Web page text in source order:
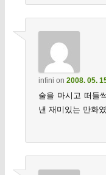
infini on 2008. 05.
술을 마시고 떠들
낸 재미있는 만화